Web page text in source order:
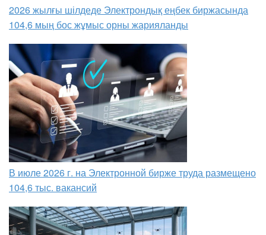
2026 жылғы шілдеде Электрондық еңбек биржасында
104,6 мың бос жұмыс орны жарияланды
В июле 2026 г. на Электронной бирже труда размещено
104,6 тыс. вакансий